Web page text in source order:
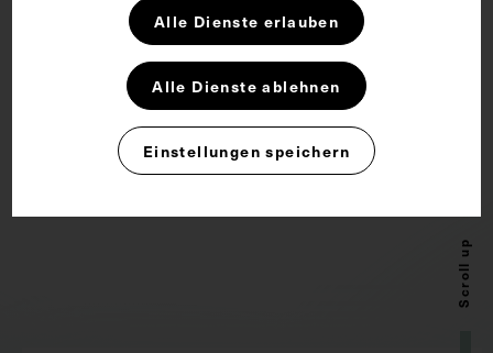
JULIUS FRIEDRICH LEHMANN1932
Scroll up
Alle Dienste erlauben
Alle Dienste ablehnen
Einstellungen speichern